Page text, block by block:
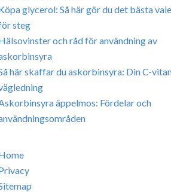
glycerol: Så här gör du det bästa
steg
och råd för användning av
här skaffar du askorbinsyra: Din C-
äppelmos: Fördelar och